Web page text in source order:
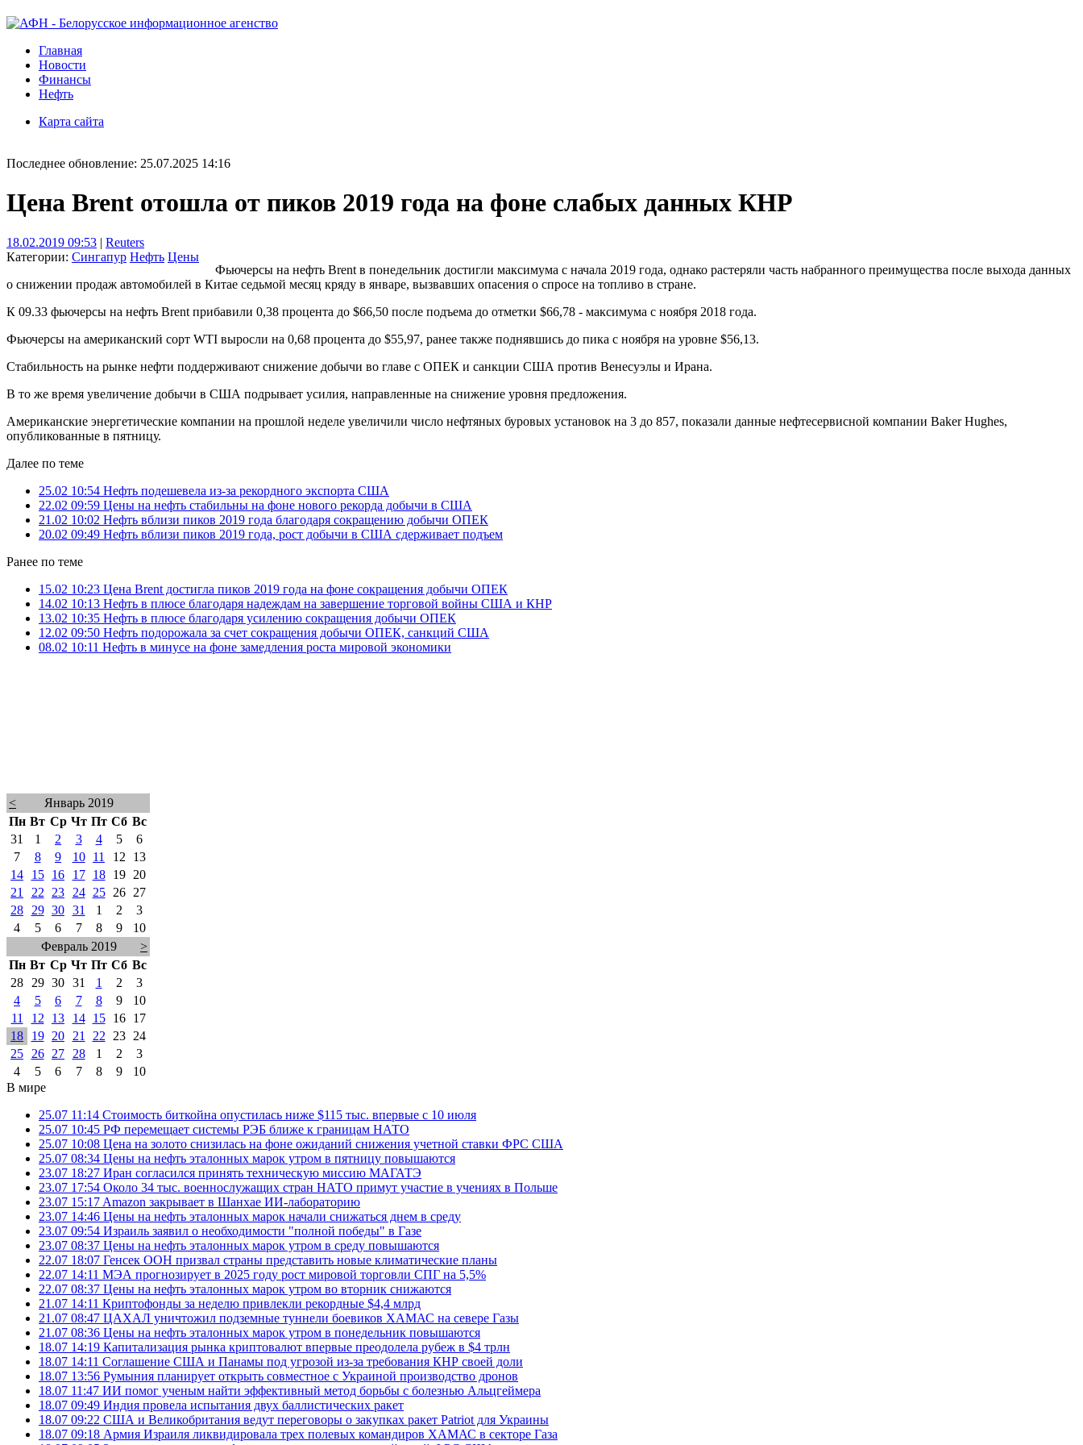
Главная
Новости
Финансы
Нефть
Карта сайта
Последнее обновление: 25.07.2025 14:16
Цена Brent отошла от пиков 2019 года на фоне слабых данных КНР
18.02.2019 09:53 | Reuters
Категории: Сингапур Нефть Цены
Фьючерсы на нефть Brent в понедельник достигли максимума с начала 2019 года, однако растеряли часть набранного преимущества после выхода данных
о снижении продаж автомобилей в Китае седьмой месяц кряду в январе, вызвавших опасения о спросе на топливо в стране.
К 09.33 фьючерсы на нефть Brent прибавили 0,38 процента до $66,50 после подъема до отметки $66,78 - максимума с ноября 2018 года.
Фьючерсы на американский сорт WTI выросли на 0,68 процента до $55,97, ранее также поднявшись до пика с ноября на уровне $56,13.
Стабильность на рынке нефти поддерживают снижение добычи во главе с ОПЕК и санкции США против Венесуэлы и Ирана.
В то же время увеличение добычи в США подрывает усилия, направленные на снижение уровня предложения.
Американские энергетические компании на прошлой неделе увеличили число нефтяных буровых установок на 3 до 857, показали данные нефтесервисной компании Baker Hughes,
опубликованные в пятницу.
Далее по теме
25.02 10:54 Нефть подешевела из-за рекордного экспорта США
22.02 09:59 Цены на нефть стабильны на фоне нового рекорда добычи в США
21.02 10:02 Нефть вблизи пиков 2019 года благодаря сокращению добычи ОПЕК
20.02 09:49 Нефть вблизи пиков 2019 года, рост добычи в США сдерживает подъем
Ранее по теме
15.02 10:23 Цена Brent достигла пиков 2019 года на фоне сокращения добычи ОПЕК
14.02 10:13 Нефть в плюсе благодаря надеждам на завершение торговой войны США и КНР
13.02 10:35 Нефть в плюсе благодаря усилению сокращения добычи ОПЕК
12.02 09:50 Нефть подорожала за счет сокращения добычи ОПЕК, санкций США
08.02 10:11 Нефть в минусе на фоне замедления роста мировой экономики
<
Январь 2019
Пн Вт Ср Чт Пт Сб Вс
31
1 2 3 4 5
6
7
8 9 10 11 12
13
14
15 16 17 18 19
20
21
22 23 24 25 26
27
28
29 30 31 1 2
3
4
5 6 7 8 9
10
Февраль 2019
>
Пн Вт Ср Чт Пт Сб Вс
28
29 30 31 1 2
3
4
5 6 7 8 9
10
11
12 13 14 15 16
17
18
19 20 21 22 23
24
25
26 27 28 1 2
3
4
5 6 7 8 9
10
В мире
25.07 11:14 Стоимость биткойна опустилась ниже $115 тыс. впервые с 10 июля
25.07 10:45 РФ перемещает системы РЭБ ближе к границам НАТО
25.07 10:08 Цена на золото снизилась на фоне ожиданий снижения учетной ставки ФРС США
25.07 08:34 Цены на нефть эталонных марок утром в пятницу повышаются
23.07 18:27 Иран согласился принять техническую миссию МАГАТЭ
23.07 17:54 Около 34 тыс. военнослужащих стран НАТО примут участие в учениях в Польше
23.07 15:17 Amazon закрывает в Шанхае ИИ-лабораторию
23.07 14:46 Цены на нефть эталонных марок начали снижаться днем в среду
23.07 09:54 Израиль заявил о необходимости "полной победы" в Газе
23.07 08:37 Цены на нефть эталонных марок утром в среду повышаются
22.07 18:07 Генсек ООН призвал страны представить новые климатические планы
22.07 14:11 МЭА прогнозирует в 2025 году рост мировой торговли СПГ на 5,5%
22.07 08:37 Цены на нефть эталонных марок утром во вторник снижаются
21.07 14:11 Криптофонды за неделю привлекли рекордные $4,4 млрд
21.07 08:47 ЦАХАЛ уничтожил подземные туннели боевиков ХАМАС на севере Газы
21.07 08:36 Цены на нефть эталонных марок утром в понедельник повышаются
18.07 14:19 Капитализация рынка криптовалют впервые преодолела рубеж в $4 трлн
18.07 14:11 Соглашение США и Панамы под угрозой из-за требования КНР своей доли
18.07 13:56 Румыния планирует открыть совместное с Украиной производство дронов
18.07 11:47 ИИ помог ученым найти эффективный метод борьбы с болезнью Альцгеймера
18.07 09:49 Индия провела испытания двух баллистических ракет
18.07 09:22 США и Великобритания ведут переговоры о закупках ракет Patriot для Украины
18.07 09:18 Армия Израиля ликвидировала трех полевых командиров ХАМАС в секторе Газа